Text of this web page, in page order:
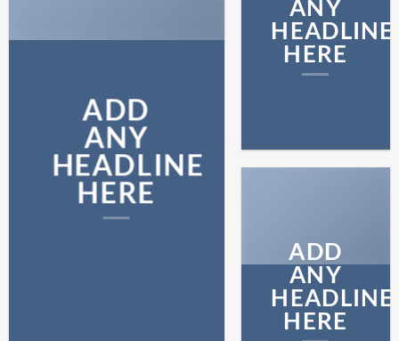
ADD
ANY
HEADLINE
HERE
ANY
HEADLINE
HERE
ADD
ANY
HEADLINE
HERE